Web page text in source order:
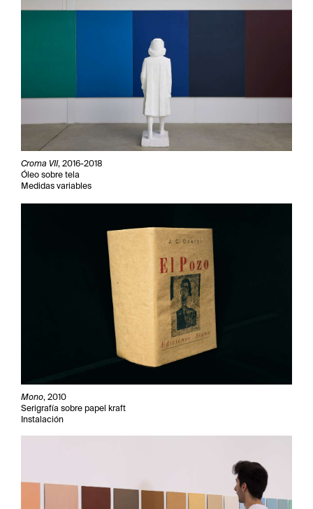
Croma VII, 2016-2018
Óleo sobre tela
Medidas variables
Mono, 2010
Serigrafía sobre papel kraft
Instalación